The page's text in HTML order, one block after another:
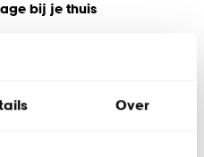
Over
bij je thuis
op social
je!